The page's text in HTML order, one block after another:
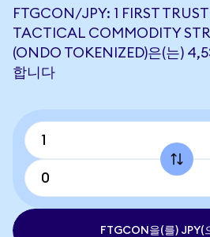
FTGCON/JPY: 1 FIRST
TACTICAL COMMODITY
(ONDO TOKENIZED)은(는)
합니다
FTGCON을(를) JPY(